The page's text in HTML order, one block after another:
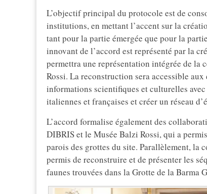
L’objectif principal du protocole est de
institutions, en mettant l’accent sur la
tant pour la partie émergée que pour la
innovant de l’accord est représenté par la
permettra une représentation intégrée de
Rossi. La reconstruction sera accessible
informations scientifiques et culturelles
italiennes et françaises et créer un réseau
L’accord formalise également des
DIBRIS et le Musée Balzi Rossi, qui a
parois des grottes du site. Parallèlement, la
permis de reconstruire et de présenter les
faunes trouvées dans la Grotte de la Barma